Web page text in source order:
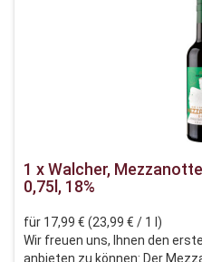
1 x Walcher,
0,75l, 18%
für 17,99 € (23,99 € / 1 l)
Wir freuen uns, Ihnen den
anbieten zu können: Der